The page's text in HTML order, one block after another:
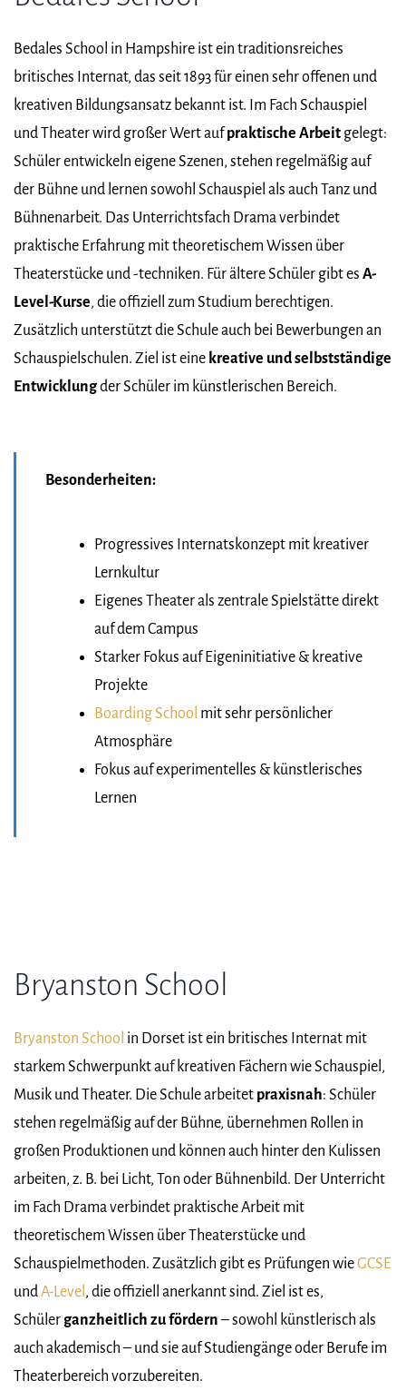
Bedales School in Hampshire ist ein traditionsreiches
britisches Internat, das seit 1893 für einen sehr offenen und
kreativen Bildungsansatz bekannt ist. Im Fach Schauspiel
und Theater wird großer Wert aufpraktische Arbeit gelegt:
Schüler entwickeln eigene Szenen, stehen regelmäßig auf
der Bühne und lernen sowohl Schauspiel als auch Tanz und
Bühnenarbeit. Das Unterrichtsfach Drama verbindet
praktische Erfahrung mit theoretischem Wissen über
Theaterstücke und -techniken. Für ältere Schüler gibt es A-
Level-Kurse, die offiziell zum Studium berechtigen.
Zusätzlich unterstützt die Schule auch bei Bewerbungen an
Schauspielschulen. Ziel ist eine kreative und selbstständige
Entwicklungder Schüler im künstlerischen Bereich.
Besonderheiten:
Progressives Internatskonzept mit kreativer
Lernkultur
Eigenes Theater als zentrale Spielstätte direkt
auf dem Campus
Starker Fokus auf Eigeninitiative & kreative
Projekte
Boarding School mit sehr persönlicher
Atmosphäre
Fokus auf experimentelles & künstlerisches
Lernen
Bryanston School
Bryanston School in Dorset ist ein britisches Internat mit
starkem Schwerpunkt auf kreativen Fächern wie Schauspiel,
Musik und Theater. Die Schule arbeitet praxisnah: Schüler
stehen regelmäßig auf der Bühne, übernehmen Rollen in
großen Produktionen und können auch hinter den Kulissen
arbeiten, z. B. bei Licht, Ton oder Bühnenbild. Der Unterricht
im Fach Drama verbindet praktische Arbeit mit
theoretischem Wissen über Theaterstücke und
Schauspielmethoden. Zusätzlich gibt es Prüfungen wieGCSE
undA-Level , die offiziell anerkannt sind. Ziel ist es,
Schüler ganzheitlich zu fördern– sowohl künstlerisch als
auch akademisch – und sie auf Studiengänge oder Berufe im
Theaterbereich vorzubereiten.